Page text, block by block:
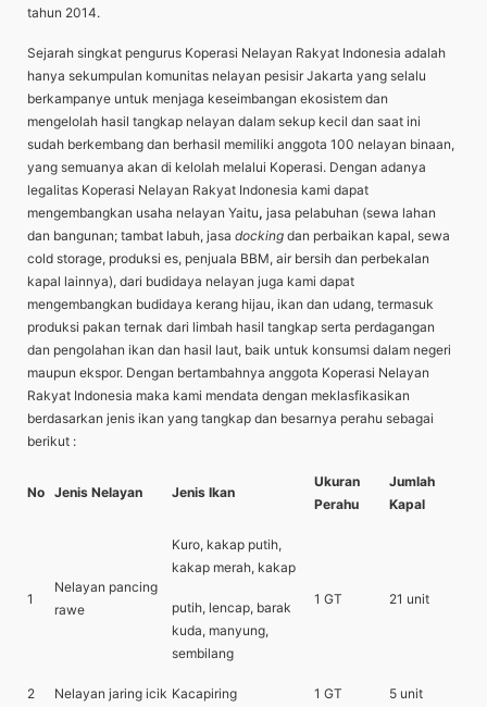
tahun 2014.
Sejarah singkat pengurus Koperasi Nelayan Rakyat Indonesia adalah
hanya sekumpulan komunitas nelayan pesisir Jakarta yang selalu
berkampanye untuk menjaga keseimbangan ekosistem dan
mengelolah hasil tangkap nelayan dalam sekup kecil dan saat ini
sudah berkembang dan berhasil memiliki anggota 100 nelayan binaan,
yang semuanya akan di kelolah melalui Koperasi. Dengan adanya
legalitas Koperasi Nelayan Rakyat Indonesia kami dapat
mengembangkan usaha nelayan Yaitu, jasa pelabuhan (sewa lahan
dan bangunan; tambat labuh, jasa docking dan perbaikan kapal, sewa
cold storage, produksi es, penjuala BBM, air bersih dan perbekalan
kapal lainnya), dari budidaya nelayan juga kami dapat
mengembangkan budidaya kerang hijau, ikan dan udang, termasuk
produksi pakan ternak dari limbah hasil tangkap serta perdagangan
dan pengolahan ikan dan hasil laut, baik untuk konsumsi dalam negeri
maupun ekspor. Dengan bertambahnya anggota Koperasi Nelayan
Rakyat Indonesia maka kami mendata dengan meklasfikasikan
berdasarkan jenis ikan yang tangkap dan besarnya perahu sebagai
berikut :
No Jenis Nelayan Jenis Ikan
Ukuran
Perahu
Jumlah
Kapal
1
Nelayan pancing
rawe
Kuro, kakap putih,
kakap merah, kakap
putih, lencap, barak
kuda, manyung,
sembilang
1 GT 21 unit
2 Nelayan jaring icik Kacapiring 1 GT 5 unit